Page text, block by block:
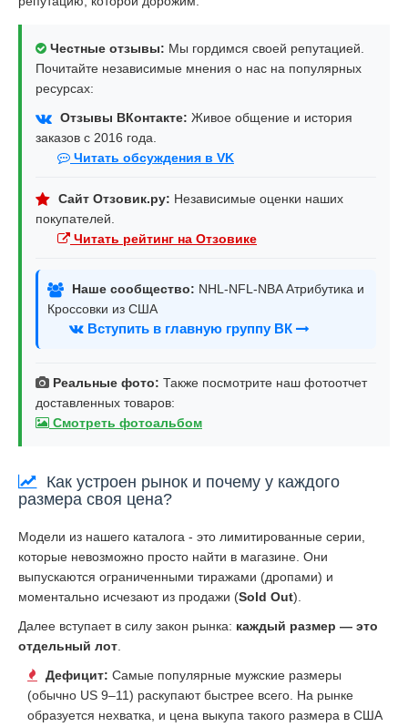
Честные отзывы: Мы гордимся своей репутацией.
Почитайте независимые мнения о нас на популярных
ресурсах:
Отзывы ВКонтакте: Живое общение и история
заказов с 2016 года.
Читать обсуждения в VK
Сайт Отзовик.ру: Независимые оценки наших
покупателей.
Читать рейтинг на Отзовике
Наше сообщество: NHL-NFL-NBA Атрибутика и
Кроссовки из США
Вступить в главную группу ВК
Реальные фото: Также посмотрите наш фотоотчет
доставленных товаров:
Смотреть фотоальбом
Как устроен рынок и почему у каждого
размера своя цена?
Модели из нашего каталога - это лимитированные серии,
которые невозможно просто найти в магазине. Они
выпускаются ограниченными тиражами (дропами) и
моментально исчезают из продажи (Sold Out).
Далее вступает в силу закон рынка: каждый размер — это
отдельный лот
Дефицит: Самые популярные мужские размеры
(обычно US 9–11) раскупают быстрее всего. На рынке
образуется нехватка, и цена выкупа такого размера в США